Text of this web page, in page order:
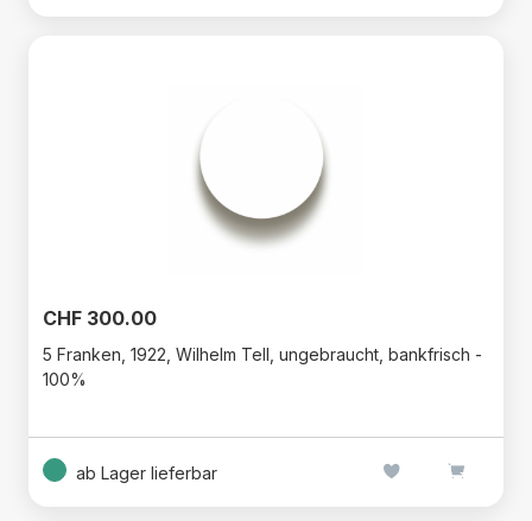
CHF 300.00
5 Franken, 1922, Wilhelm Tell, ungebraucht, bankfrisch -
100%
ab Lager lieferbar